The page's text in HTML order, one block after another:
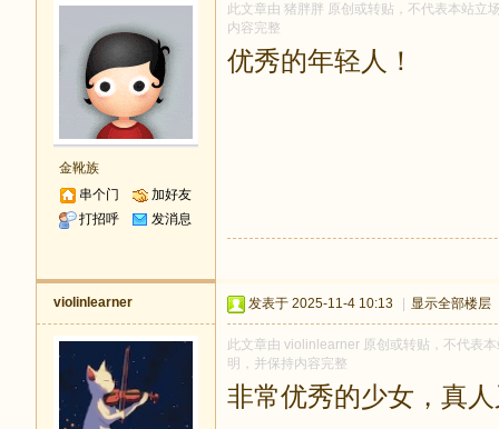
金靴族
串个门
加好友
打招呼
发消息
此文章由 猪胖胖 原创或转贴，不代表本站立
内容完整
优秀的年轻人！
violinlearner 发表于 2025-11-4 10:13 显示全部楼层
此文章由 violinlearner 原创或转贴，不代表
明，并保持内容完整
非常优秀的少女，真